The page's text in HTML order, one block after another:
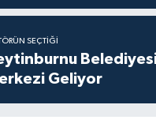
SEÇTIĞI
Geliyor